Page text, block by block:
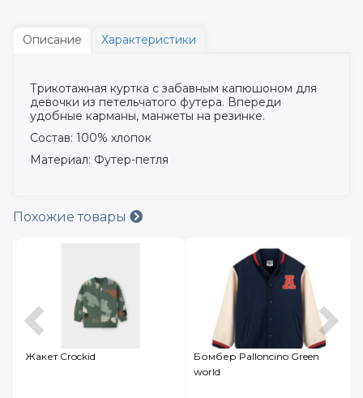
Описание Характеристики
Трикотажная куртка с забавным капюшоном для
девочки из петельчатого футера. Впереди
удобные карманы, манжеты на резинке.
Состав: 100% хлопок
Материал: Футер-петля
Похожие товары
Жакет Crockid
Бомбер Palloncino Green
world